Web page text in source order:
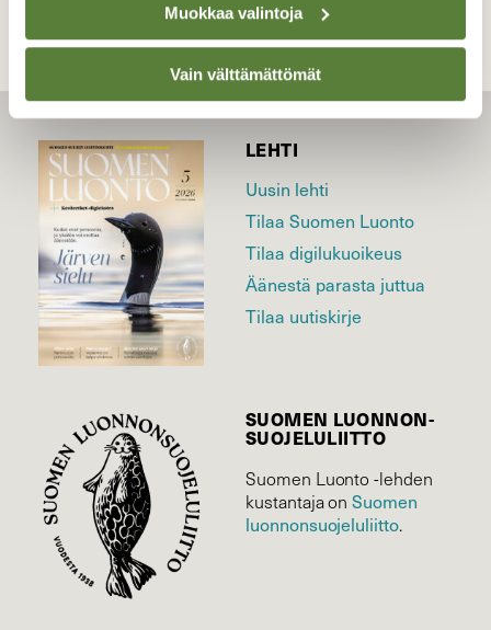
Muokkaa valintoja
Vain välttämättömät
LEHTI
Uusin lehti
Tilaa Suomen Luonto
Tilaa digilukuoikeus
Äänestä parasta juttua
Tilaa uutiskirje
SUOMEN LUONNON­
SUOJELU­LIITTO
Suomen Luonto -lehden
kustantaja onSuomen
luonnonsuojelu­liitto.